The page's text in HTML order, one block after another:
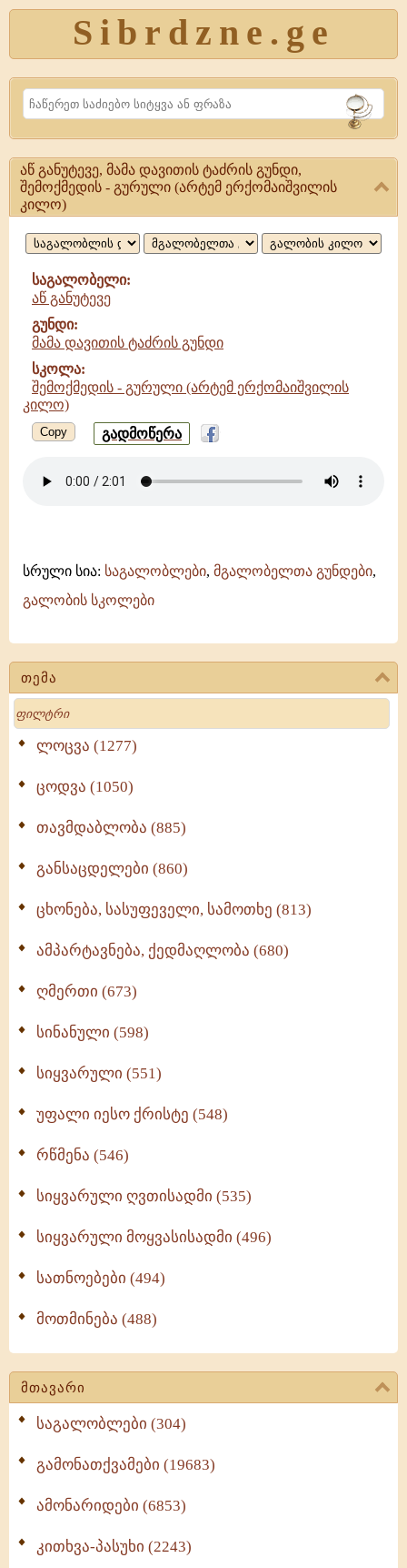
Sibrdzne.ge
Search
თემა
Search
ლოცვა (1277)
ცოდვა (1050)
თავმდაბლობა (885)
განსაცდელები (860)
ცხონება, სასუფეველი, სამოთხე (813)
ამპარტავნება, ქედმაღლობა (680)
ღმერთი (673)
სინანული (598)
სიყვარული (551)
უფალი იესო ქრისტე (548)
რწმენა (546)
სიყვარული ღვთისადმი (535)
სიყვარული მოყვასისადმი (496)
სათნოებები (494)
მოთმინება (488)
მთავარი
საგალობლები (304)
გამონათქვამები (19683)
ამონარიდები (6853)
კითხვა-პასუხი (2243)
აწ
განუტევე,
მამა
დავითის
ტაძრის
გუნდი
აწ განუტევე, მამა დავითის ტაძრის გუნდი,
შემოქმედის - გურული (არტემ ერქომაიშვილის
კილო)
საგალობელი:
აწ განუტევე
გუნდი:
მამა დავითის ტაძრის გუნდი
სკოლა:
შემოქმედის - გურული (არტემ ერქომაიშვილის
კილო)
Copy გადმოწერა
სრული სია: საგალობლები, მგალობელთა გუნდები,
გალობის სკოლები